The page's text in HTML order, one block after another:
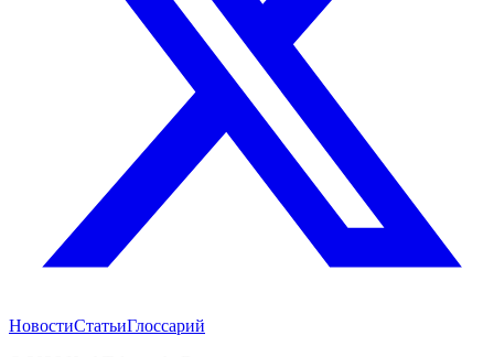
НовостиСтатьиГлоссарий